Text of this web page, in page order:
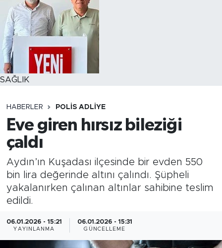
SAĞLIK
HABERLER POLİS ADLİYE
Eve giren hırsız bileziği
çaldı
Aydın’ın Kuşadası ilçesinde bir evden 550
bin lira değerinde altını çalındı. Şüpheli
yakalanırken çalınan altınlar sahibine teslim
edildi.
06.01.2026 - 15:21
YAYINLANMA
06.01.2026 - 15:31
GÜNCELLEME